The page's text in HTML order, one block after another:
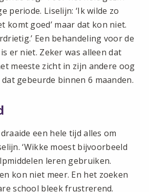
periode. Liselijn: ‘Ik wilde zo
komt goed’ maar dat kon niet.
Een behandeling voor de
er niet. Zeker was alleen dat
meeste zicht in zijn andere oog
gebeurde binnen 6 maanden.
een hele tijd alles om
‘Wikke moest bijvoorbeeld
leren gebruiken.
kon niet meer. En het zoeken
school bleek frustrerend.